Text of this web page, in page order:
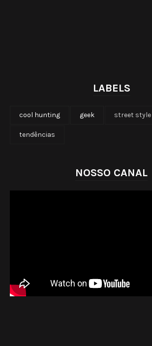
LABELS
cool hunting geek street style
tendências
NOSSO CANAL